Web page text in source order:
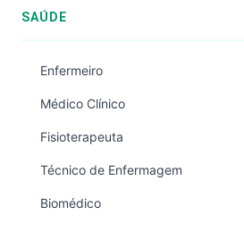
SAÚDE
Enfermeiro
Médico Clínico
Fisioterapeuta
Técnico de Enfermagem
Biomédico